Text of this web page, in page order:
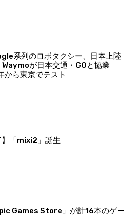
系列のロボタクシー、日本上陸
が日本交通・GOと協業
から東京でテスト
】「mixi2」誕生
Games Store」が計16本のゲー